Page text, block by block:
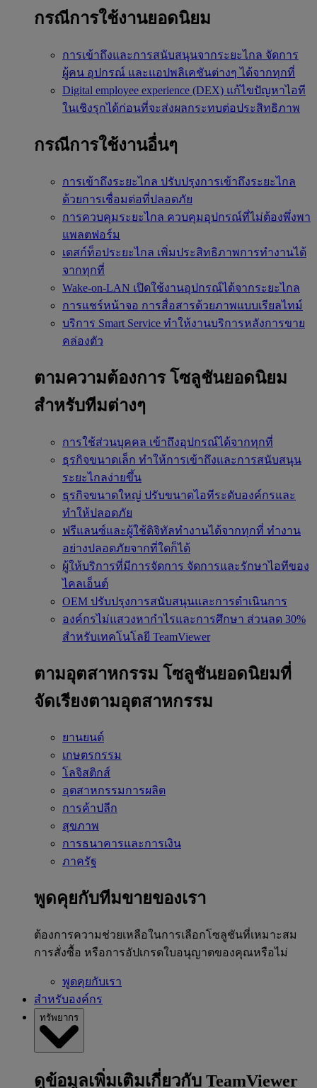
กรณีการใช้งานยอดนิยม
การเข้าถึงและการสนับสนุนจากระยะไกล จัดการ
ผู้คน อุปกรณ์ และแอปพลิเคชันต่างๆ ได้จากทุกที่
Digital employee experience (DEX) แก้ไขปัญหาไอที
ในเชิงรุกได้ก่อนที่จะส่งผลกระทบต่อประสิทธิภาพ
กรณีการใช้งานอื่นๆ
การเข้าถึงระยะไกล ปรับปรุงการเข้าถึงระยะไกล
ด้วยการเชื่อมต่อที่ปลอดภัย
การควบคุมระยะไกล ควบคุมอุปกรณ์ที่ไม่ต้องพึ่งพา
แพลตฟอร์ม
เดสก์ท็อประยะไกล เพิ่มประสิทธิภาพการทำงานได้
จากทุกที่
Wake-on-LAN เปิดใช้งานอุปกรณ์ได้จากระยะไกล
การแชร์หน้าจอ การสื่อสารด้วยภาพแบบเรียลไทม์
บริการ Smart Service ทำให้งานบริการหลังการขาย
คล่องตัว
ตามความต้องการ โซลูชันยอดนิยม
สำหรับทีมต่างๆ
การใช้ส่วนบุคคล เข้าถึงอุปกรณ์ได้จากทุกที่
ธุรกิจขนาดเล็ก ทำให้การเข้าถึงและการสนับสนุน
ระยะไกลง่ายขึ้น
ธุรกิจขนาดใหญ่ ปรับขนาดไอทีระดับองค์กรและ
ทำให้ปลอดภัย
ฟรีแลนซ์และผู้ใช้ดิจิทัลทำงานได้จากทุกที่ ทำงาน
อย่างปลอดภัยจากที่ใดก็ได้
ผู้ให้บริการที่มีการจัดการ จัดการและรักษาไอทีของ
ไคลเอ็นต์
OEM ปรับปรุงการสนับสนุนและการดำเนินการ
องค์กรไม่แสวงหากำไรและการศึกษา ส่วนลด 30%
สำหรับเทคโนโลยี TeamViewer
ตามอุตสาหกรรม โซลูชันยอดนิยมที่
จัดเรียงตามอุตสาหกรรม
ยานยนต์
เกษตรกรรม
โลจิสติกส์
อุตสาหกรรมการผลิต
การค้าปลีก
สุขภาพ
การธนาคารและการเงิน
ภาครัฐ
พูดคุยกับทีมขายของเรา
ต้องการความช่วยเหลือในการเลือกโซลูชันที่เหมาะสม
การสั่งซื้อ หรือการอัปเกรดใบอนุญาตของคุณหรือไม่
พูดคุยกับเรา
สำหรับองค์กร
ทรัพยากร
ดูข้อมูลเพิ่มเติมเกี่ยวกับ TeamViewer